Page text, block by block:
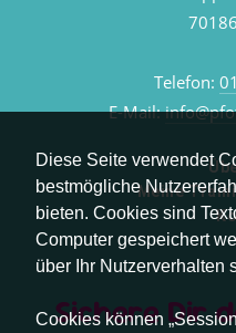
Diese Seite verwendet
bestmögliche
bieten. Cookies sind
Computer gespeichert
über Ihr Nutzerverhalten
Cookies können
Telefon:
E-Mail:
Meine
Sichere Dir